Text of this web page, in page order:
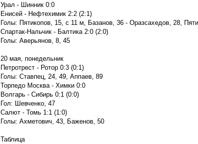
Урал - Шинник 0:0
Енисей - Нефтехимик 2:2 (2:1)
Голы: Пятикопов, 15, с 11 м, Базанов, 36 - Оразсахедов, 28,
Спартак-Нальчик - Балтика 2:0 (2:0)
Голы: Аверьянов, 8, 45
20 мая, понедельник
Петротрест - Ротор 0:3 (0:1)
Голы: Ставпец, 24, 49, Аппаев, 89
Торпедо Москва - Химки 0:0
Волгарь - Сибирь 0:1 (0:0)
Гол: Шевченко, 47
Салют - Томь 1:1 (1:0)
Голы: Ахметович, 43, Баженов, 50
Таблица